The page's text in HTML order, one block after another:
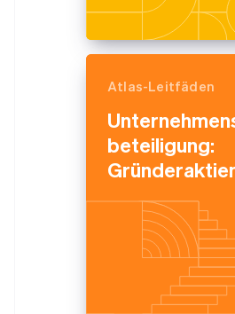
Atlas-Leitfäden
beteiligung: